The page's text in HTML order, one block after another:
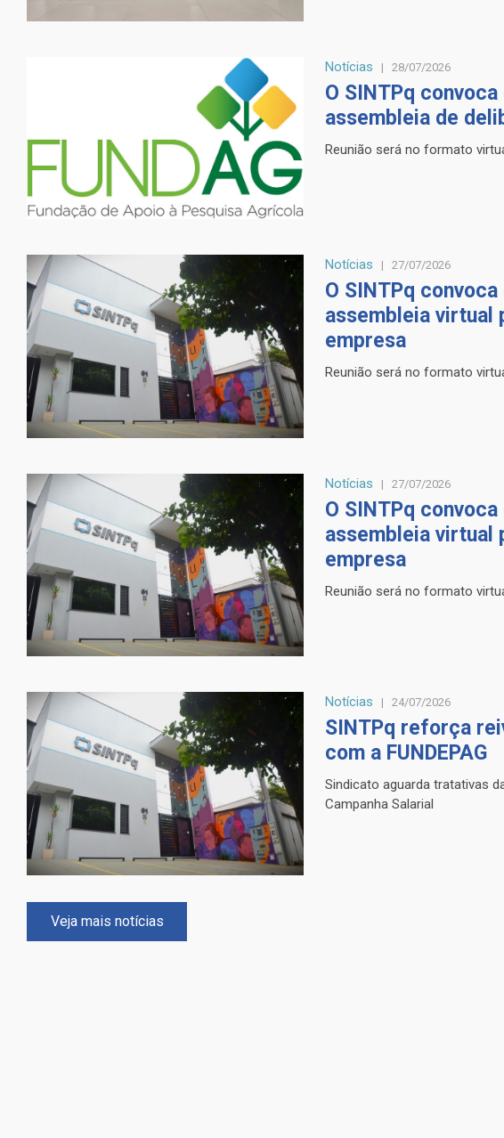
Notícias 28/07/2026
O SINTPq
assembleia de
Reunião será no formato
Notícias 27/07/2026
O SINTPq
assembleia virtual
empresa
Reunião será no formato
Notícias 27/07/2026
O SINTPq
assembleia virtual
empresa
Reunião será no formato
Notícias 24/07/2026
SINTPq reforça
com a FUNDEPAG
Sindicato aguarda tratativas
Campanha Salarial
Veja mais notícias